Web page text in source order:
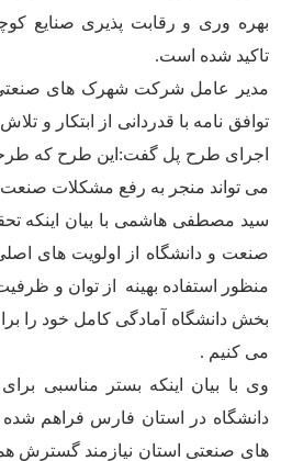
بهره وری و رقابت پذیری صنایع
تاکید شده است.
مدیر عامل شرکت شهرک های
توافق نامه با قدردانی از ابتکار و
اجرای طرح پل گفت:این طرح که
می تواند منجر به رفع مشکلات صنعت
سید مصطفی هاشمی با بیان اینکه
صنعت و دانشگاه از اولویت های
منظور استفاده بهینه از توان و
بخش دانشگاه آمادگی کامل خود را
می کنیم .
وی با بیان اینکه بستر مناسبی
دانشگاه در استان فارس فراهم
های صنعتی استان نیازمند گسترش